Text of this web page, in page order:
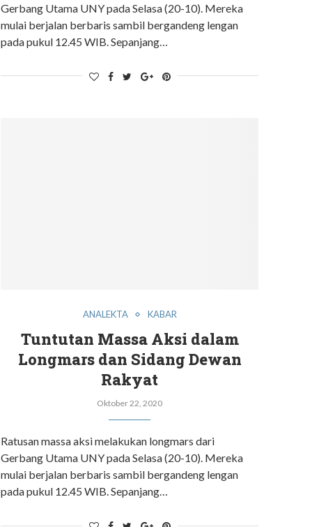
Gerbang Utama UNY pada Selasa (20-10). Mereka
mulai berjalan berbaris sambil bergandeng lengan
pada pukul 12.45 WIB. Sepanjang…
ANALEKTA KABAR
Tuntutan Massa Aksi dalam
Longmars dan Sidang Dewan
Rakyat
Oktober 22, 2020
Ratusan massa aksi melakukan longmars dari
Gerbang Utama UNY pada Selasa (20-10). Mereka
mulai berjalan berbaris sambil bergandeng lengan
pada pukul 12.45 WIB. Sepanjang…